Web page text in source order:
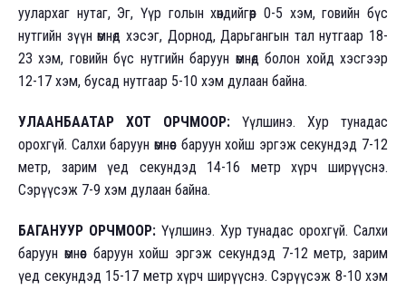
уулархаг нутаг, Эг, Үүр голын хөндийгөөр 0-5 хэм, говийн бүс
нутгийн зүүн өмнөд хэсэг, Дорнод, Дарьгангын тал нутгаар 18-
23 хэм, говийн бүс нутгийн баруун өмнөд болон хойд хэсгээр
12-17 хэм, бусад нутгаар 5-10 хэм дулаан байна.
УЛААНБААТАР ХОТ ОРЧМООР: Үүлшинэ. Хур тунадас
орохгүй. Салхи баруун өмнөөс баруун хойш эргэж секундэд 7-12
метр, зарим үед секундэд 14-16 метр хүрч ширүүснэ.
Сэрүүсэж 7-9 хэм дулаан байна.
БАГАНУУР ОРЧМООР:Үүлшинэ. Хур тунадас орохгүй. Салхи
баруун өмнөөс баруун хойш эргэж секундэд 7-12 метр, зарим
үед секундэд 15-17 метр хүрч ширүүснэ. Сэрүүсэж 8-10 хэм